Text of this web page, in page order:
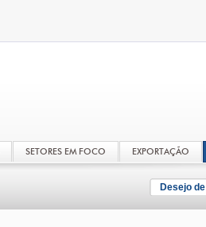
SETORES EM FOCO EXPORTAÇÃO
Desejo de